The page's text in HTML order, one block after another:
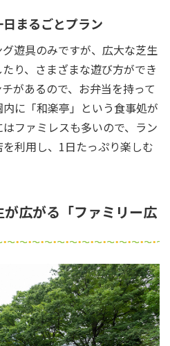
まるごとプラン
遊具のみですが、広大な芝生
り、さまざまな遊び方ができ
があるので、お弁当を持って
に「和楽亭」という食事処が
ファミレスも多いので、ラン
利用し、1日たっぷり楽しむ
広がる「ファミリー広